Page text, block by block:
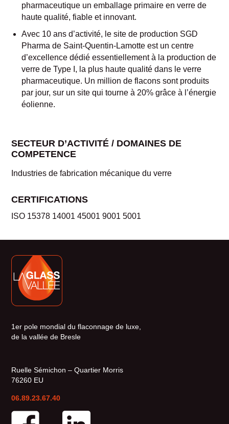
pharmaceutique un emballage primaire en verre de
haute qualité, fiable et innovant.
Avec 10 ans d’activité, le site de production SGD
Pharma de Saint-Quentin-Lamotte est un centre
d’excellence dédié essentiellement à la production de
verre de Type I, la plus haute qualité dans le verre
pharmaceutique. Un million de flacons sont produits
par jour, sur un site qui tourne à 20% grâce à l’énergie
éolienne.
SECTEUR D’ACTIVITÉ / DOMAINES DE
COMPETENCE
Industries de fabrication mécanique du verre
CERTIFICATIONS
ISO 15378 14001 45001 9001 5001
1er pole mondial du flaconnage de luxe,
de la vallée de Bresle
Ruelle Sémichon – Quartier Morris
76260 EU
06.89.23.67.40